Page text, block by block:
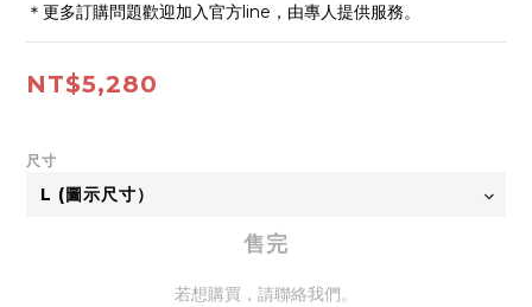
＊更多訂購問題歡迎加入官方line，由專人提供服務。
NT$5,280
尺寸
售完
若想購買，請聯絡我們。